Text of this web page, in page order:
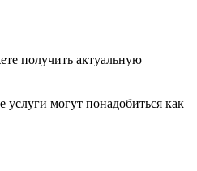
получить актуальную
могут понадобиться как